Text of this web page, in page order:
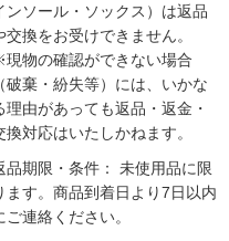
ンソール・ソックス）は返品
交換をお受けできません。
物の確認ができない場合
（破棄・紛失等）には、いかな
理由があっても返品・返金・
換対応はいたしかねます。
品期限・条件： 未使用品に限
ます。商品到着日より7日以内
ご連絡ください。